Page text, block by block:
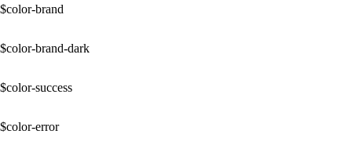
$color-brand
$color-brand-dark
$color-success
$color-error